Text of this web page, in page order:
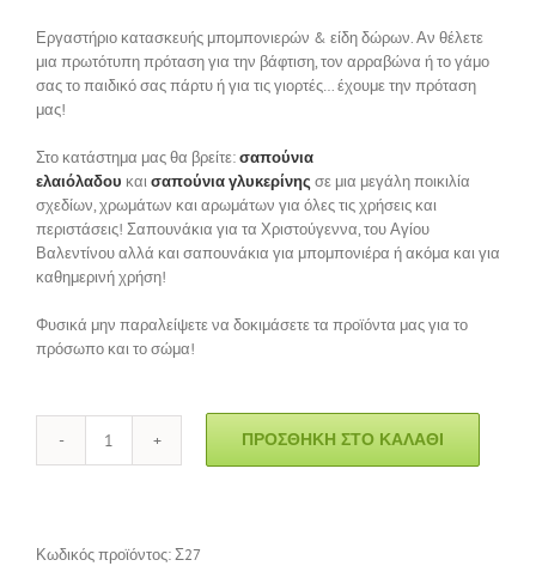
Εργαστήριο κατασκευής μπομπονιερών & είδη δώρων. Αν θέλετε
μια πρωτότυπη πρόταση για την βάφτιση, τον αρραβώνα ή το γάμο
σας το παιδικό σας πάρτυ ή για τις γιορτές… έχουμε την πρόταση
μας!
Στο κατάστημα μας θα βρείτε:σαπούνια
ελαιόλαδου καισαπούνια γλυκερίνης σε μια μεγάλη ποικιλία
σχεδίων, χρωμάτων και αρωμάτων για όλες τις χρήσεις και
περιστάσεις! Σαπουνάκια για τα Χριστούγεννα, του Αγίου
Βαλεντίνου αλλά και σαπουνάκια για μπομπονιέρα ή ακόμα και για
καθημερινή χρήση!
Φυσικά μην παραλείψετε να δοκιμάσετε τα προϊόντα μας για το
πρόσωπο και το σώμα!
Σαπούνι
ΠΡΟΣΘΉΚΗ ΣΤΟ ΚΑΛΆΘΙ
Κωδικός προϊόντος:Σ27